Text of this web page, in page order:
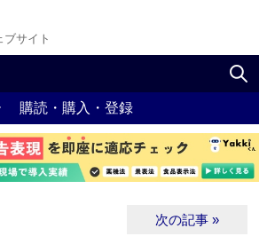
サイト
購読・購入・登録
次の記事 »